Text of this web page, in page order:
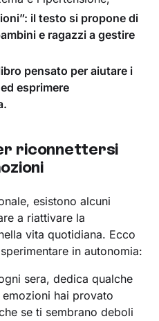
il testo si propone di
e ragazzi a gestire
pensato per aiutare i
esprimere
riconnettersi
esistono alcuni
a riattivare la
vita quotidiana. Ecco
in autonomia:
sera, dedica qualche
hai provato
se ti sembrano deboli